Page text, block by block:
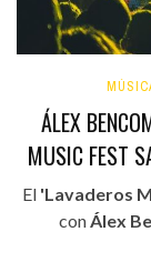
ÁLEX
MUSIC FEST
El 'Lavaderos
conÁlex